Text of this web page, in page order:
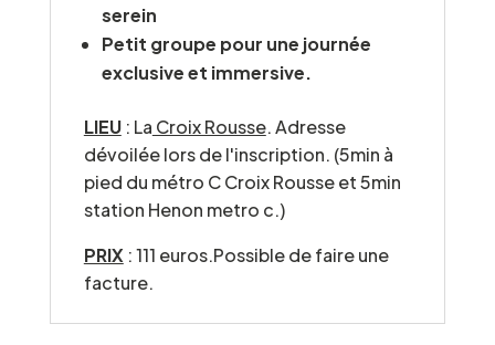
serein
Petit groupe pour une journée
exclusive et immersive.
LIEU: La Croix Rousse. Adresse
dévoilée lors de l'inscription. (5min à
pied du métro C Croix Rousse et 5min
station Henon metro c.)
PRIX : 111 euros.Possible de faire une
facture.